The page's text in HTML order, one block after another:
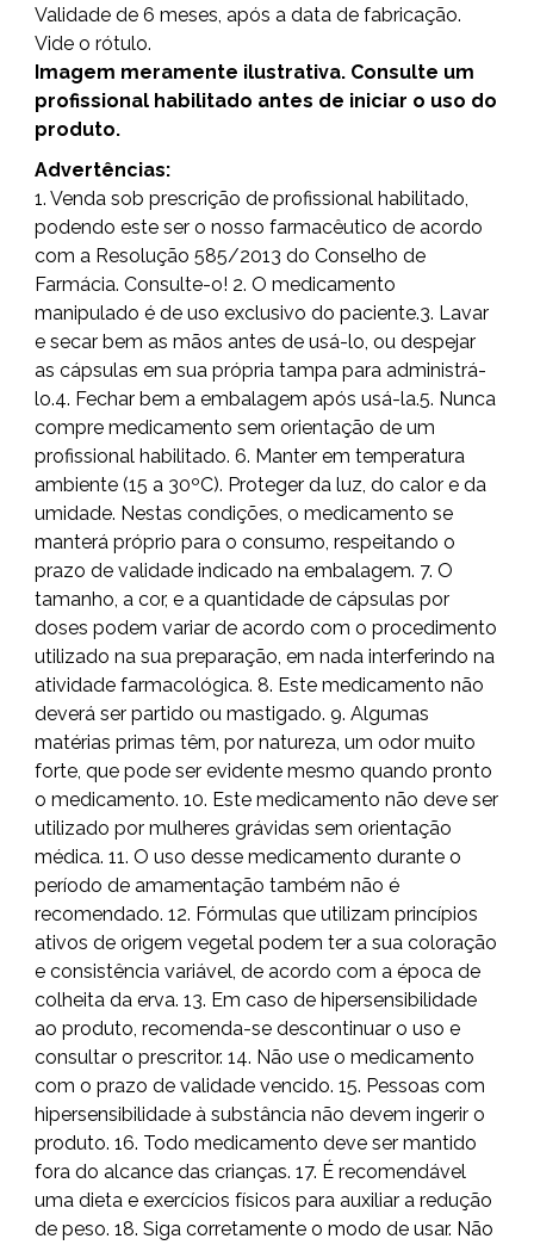
Validade de 6 meses, após a data de fabricação.
Vide o rótulo.
Imagem meramente ilustrativa. Consulte um
profissional habilitado antes de iniciar o uso do
produto.
Advertências:
1. Venda sob prescrição de profissional habilitado,
podendo este ser o nosso farmacêutico de acordo
com a Resolução 585/2013 do Conselho de
Farmácia. Consulte-o! 2. O medicamento
manipulado é de uso exclusivo do paciente.3. Lavar
e secar bem as mãos antes de usá-lo, ou despejar
as cápsulas em sua própria tampa para administrá-
lo.4. Fechar bem a embalagem após usá-la.5. Nunca
compre medicamento sem orientação de um
profissional habilitado. 6. Manter em temperatura
ambiente (15 a 30ºC). Proteger da luz, do calor e da
umidade. Nestas condições, o medicamento se
manterá próprio para o consumo, respeitando o
prazo de validade indicado na embalagem. 7. O
tamanho, a cor, e a quantidade de cápsulas por
doses podem variar de acordo com o procedimento
utilizado na sua preparação, em nada interferindo na
atividade farmacológica. 8. Este medicamento não
deverá ser partido ou mastigado. 9. Algumas
matérias primas têm, por natureza, um odor muito
forte, que pode ser evidente mesmo quando pronto
o medicamento. 10. Este medicamento não deve ser
utilizado por mulheres grávidas sem orientação
médica. 11. O uso desse medicamento durante o
período de amamentação também não é
recomendado. 12. Fórmulas que utilizam princípios
ativos de origem vegetal podem ter a sua coloração
e consistência variável, de acordo com a época de
colheita da erva. 13. Em caso de hipersensibilidade
ao produto, recomenda-se descontinuar o uso e
consultar o prescritor. 14. Não use o medicamento
com o prazo de validade vencido. 15. Pessoas com
hipersensibilidade à substância não devem ingerir o
produto. 16. Todo medicamento deve ser mantido
fora do alcance das crianças. 17. É recomendável
uma dieta e exercícios físicos para auxiliar a redução
de peso. 18. Siga corretamente o modo de usar. Não